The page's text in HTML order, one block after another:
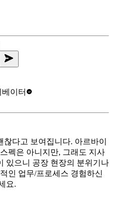
이터
다고 보여집니다. 아르바이
펙은 아니지만, 그래도 지사
있으니 공장 현장의 분위기나
인 업무/프로세스 경험하신
요.